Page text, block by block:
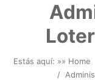
Estás aquí: »» Home
/